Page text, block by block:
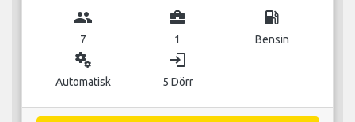
group
7
business_center
1
local_gas_station
Bensin
miscellaneous_services
Automatisk
login
5 Dörr